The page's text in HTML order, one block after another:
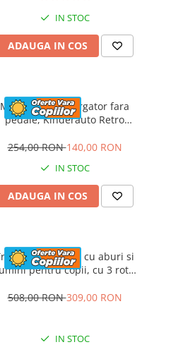
IN STOC
ADAUGA IN COS
Masinuta premergator fara
pedale, Kinderauto Retro
254,00 RON140,00 RON
IN STOC
ADAUGA IN COS
electrica cu aburi si
pentru copii, cu 3 roti,
30W, 6V 4.5Ah, roz
508,00 RON309,00 RON
IN STOC